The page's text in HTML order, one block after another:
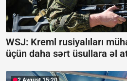
WSJ: Kreml rusiyalıları
üçün daha sərt üsullara əl